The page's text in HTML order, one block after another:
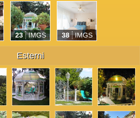
23 IMGS 38 IMGS
Esterni